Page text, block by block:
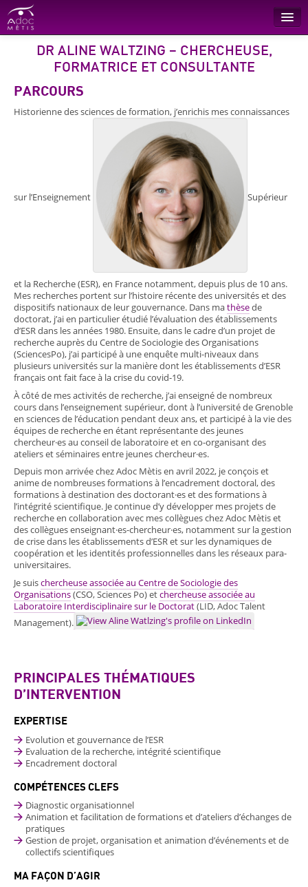
Recherche
Conseil
L’entreprise
Références
Contact
DR ALINE WALTZING – CHERCHEUSE,
FORMATRICE ET CONSULTANTE
PARCOURS
Historienne des sciences de formation, j’enrichis mes connaissances
sur l’Enseignement Supérieur
et la Recherche (ESR), en France notamment, depuis plus de 10 ans.
Mes recherches portent sur l’histoire récente des universités et des
dispositifs nationaux de leur gouvernance. Dans mathèsede
doctorat, j’ai en particulier étudié l’évaluation des établissements
d’ESR dans les années 1980. Ensuite, dans le cadre d’un projet de
recherche auprès du Centre de Sociologie des Organisations
(SciencesPo), j’ai participé à une enquête multi-niveaux dans
plusieurs universités sur la manière dont les établissements d’ESR
français ont fait face à la crise du covid-19.
À côté de mes activités de recherche, j’ai enseigné de nombreux
cours dans l’enseignement supérieur, dont à l’université de Grenoble
en sciences de l’éducation pendant deux ans, et participé à la vie des
équipes de recherche en étant représentante des jeunes
chercheur·es au conseil de laboratoire et en co-organisant des
ateliers et séminaires entre jeunes chercheur·es.
Depuis mon arrivée chez Adoc Mètis en avril 2022, je conçois et
anime de nombreuses formations à l’encadrement doctoral, des
formations à destination des doctorant·es et des formations à
l’intégrité scientifique. Je continue d’y développer mes projets de
recherche en collaboration avec mes collègues chez Adoc Mètis et
des collègues enseignant·es-chercheur·es, notamment sur la gestion
de crise dans les établissements d’ESR et sur les dynamiques de
coopération et les identités professionnelles dans les réseaux para-
universitaires.
Je suischercheuse associée au Centre de Sociologie des
Organisations(CSO, Sciences Po) etchercheuse associée au
Laboratoire Interdisciplinaire sur le Doctorat(LID, Adoc Talent
Management).
PRINCIPALES THÉMATIQUES
D’INTERVENTION
EXPERTISE
Evolution et gouvernance de l’ESR
Evaluation de la recherche, intégrité scientifique
Encadrement doctoral
COMPÉTENCES CLEFS
Diagnostic organisationnel
Animation et facilitation de formations et d’ateliers d’échanges de
pratiques
Gestion de projet, organisation et animation d’événements et de
collectifs scientifiques
MA FAÇON D’AGIR